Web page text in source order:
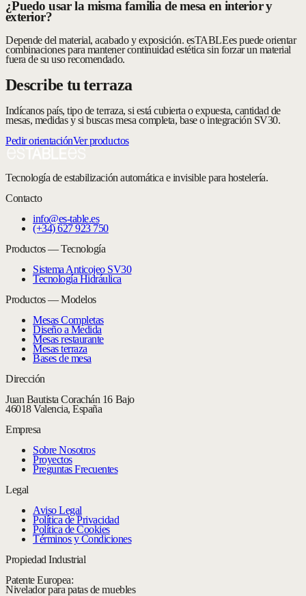
¿Puedo usar la misma familia de mesa en interior y
exterior?
Depende del material, acabado y exposición. esTABLEes puede orientar
combinaciones para mantener continuidad estética sin forzar un material
fuera de su uso recomendado.
Describe tu terraza
Indícanos país, tipo de terraza, si está cubierta o expuesta, cantidad de
mesas, medidas y si buscas mesa completa, base o integración SV30.
Pedir orientaciónVer productos
Tecnología de estabilización automática e invisible para hostelería.
Contacto
info@es-table.es
(+34) 627 923 750
Productos — Tecnología
Sistema Anticojeo SV30
Tecnología Hidráulica
Productos — Modelos
Mesas Completas
Diseño a Medida
Mesas restaurante
Mesas terraza
Bases de mesa
Dirección
Juan Bautista Corachán 16 Bajo
46018 Valencia, España
Empresa
Sobre Nosotros
Proyectos
Preguntas Frecuentes
Legal
Aviso Legal
Política de Privacidad
Política de Cookies
Términos y Condiciones
Propiedad Industrial
Patente Europea:
Nivelador para patas de muebles